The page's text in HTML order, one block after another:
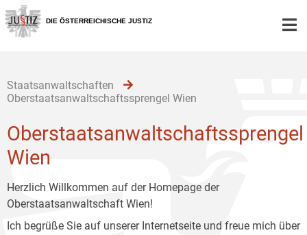
Zur
Hauptnavigation
[1]
Zum
Inhalt
[2]
Zum
Untermenü
[3]
DIE ÖSTERREICHISCHE JUSTIZ
Staatsanwaltschaften
Oberstaatsanwaltschaftssprengel Wien
Oberstaatsanwaltschaftssprengel
Wien
Herzlich Willkommen auf der Homepage der
Oberstaatsanwaltschaft Wien!
Ich begrüße Sie auf unserer Internetseite und freue mich über